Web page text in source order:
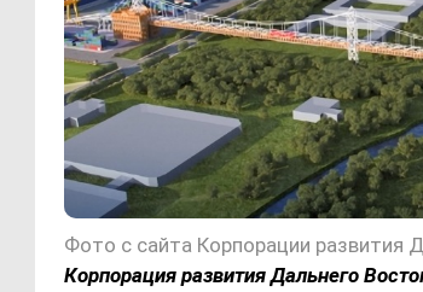
Фото с сайта Корпорации развития
Корпорация развития Дальнего